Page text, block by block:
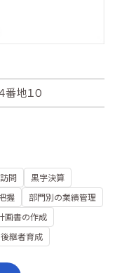
地１０
問
黒字決算
握
部門別の業績管理
画書の作成
後継者育成